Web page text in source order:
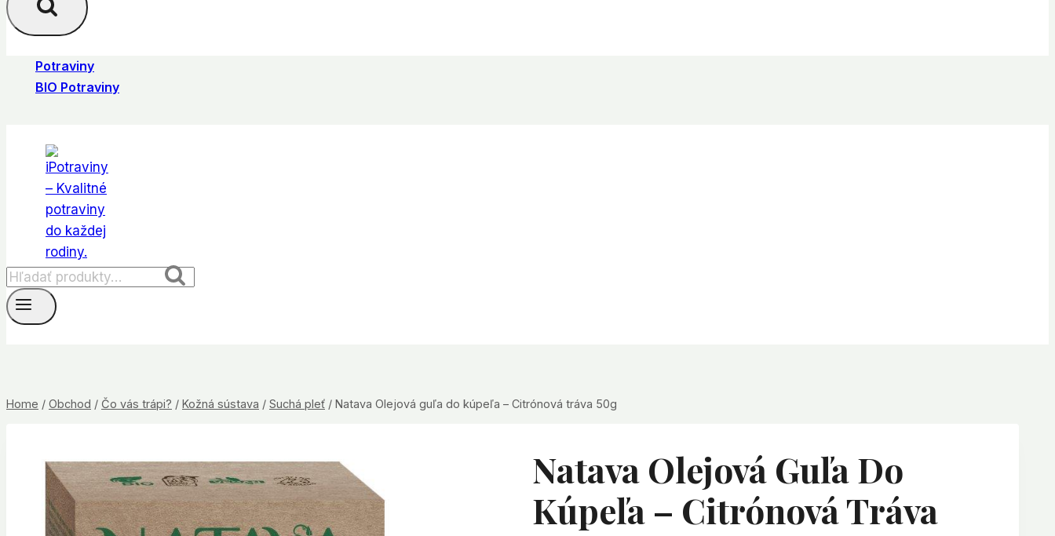
Potraviny
BIO Potraviny
Hľadať: Vyhľadávanie
Home / Obchod / Čo vás trápi? / Kožná sústava / Suchá pleť / Natava Olejová guľa do kúpeľa – Citrónová tráva 50g
Natava Olejová Guľa Do
Kúpeľa – Citrónová Tráva